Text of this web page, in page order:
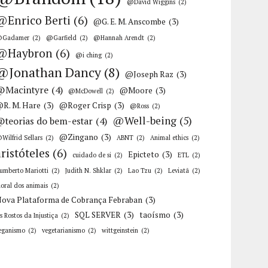
@David Wiggins (2)
Berti (6) @G. E. M. Anscombe (3)
(2) @Garfield (2) @Hannah Arendt (2)
(6) @i ching (2)
Dancy (8) @Joseph Raz (3)
(4) @McDowell (2) @Moore (3)
M. Hare (3) @Roger Crisp (3) @Ross (2)
do bem-estar (4) @Well-being (5)
Sellars (2) @Zingano (3) ABNT (2) Animal ethics (2)
(6) cuidado de si (2) Epicteto (3) ETL (2)
Mariotti (2) Judith N. Shklar (2) Lao Tzu (2) Leviatã (2)
dos animais (2)
Plataforma de Cobrança Febraban (3)
Rostos da Injustiça (2) SQL SERVER (3) taoísmo (3)
(2) vegetarianismo (2) wittgeinstein (2)